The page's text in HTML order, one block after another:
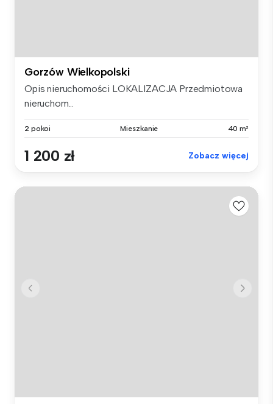
Gorzów Wielkopolski
Opis nieruchomości LOKALIZACJA Przedmiotowa
nieruchom...
2 pokoi Mieszkanie 40 m²
1 200 zł Zobacz więcej